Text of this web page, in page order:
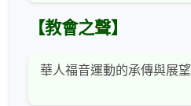
【教會之聲】
華人福音運動的承傳與展望